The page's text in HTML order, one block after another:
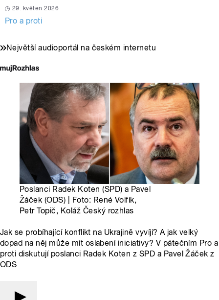
29. květen 2026
Pro a proti
Největší audioportál na českém internetu
Poslanci Radek Koten (SPD) a Pavel
Žáček (ODS) | Foto: René Volfík,
Petr Topič, Koláž Český rozhlas
Jak se probíhající konflikt na Ukrajině vyvíjí? A jak velký
dopad na něj může mít oslabení iniciativy? V pátečním Pro a
proti diskutují poslanci Radek Koten z SPD a Pavel Žáček z
ODS